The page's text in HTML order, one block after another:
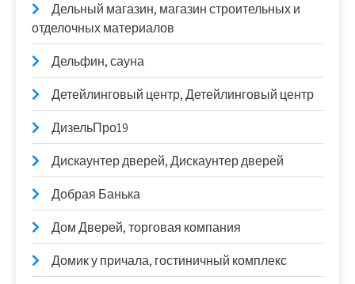
Дельный магазин, магазин строительных и
отделочных материалов
Дельфин, сауна
Детейлинговый центр, Детейлинговый центр
ДизельПро19
Дискаунтер дверей, Дискаунтер дверей
Добрая Банька
Дом Дверей, торговая компания
Домик у причала, гостиничный комплекс